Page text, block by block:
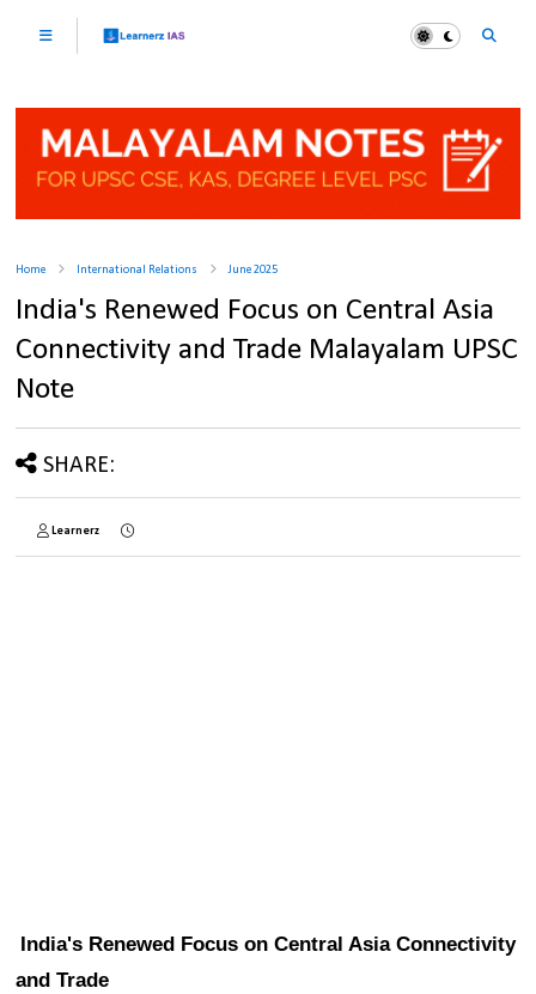
Home International Relations June 2025
India's Renewed Focus on Central Asia
Connectivity and Trade Malayalam UPSC
Note
SHARE:
Learnerz
India's Renewed Focus on Central Asia Connectivity
and Trade